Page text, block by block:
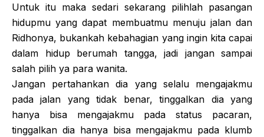
Untuk itu maka sedari sekarang pilihlah pasangan
hidupmu yang dapat membuatmu menuju jalan dan
Ridhonya, bukankah kebahagian yang ingin kita capai
dalam hidup berumah tangga, jadi jangan sampai
salah pilih ya para wanita.
Jangan pertahankan dia yang selalu mengajakmu
pada jalan yang tidak benar, tinggalkan dia yang
hanya bisa mengajakmu pada status pacaran,
tinggalkan dia hanya bisa mengajakmu pada klumb